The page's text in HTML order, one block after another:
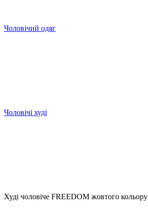
Чоловічий одяг
Чоловічі худі
Худі чоловіче FREEDOM жовтого кольору